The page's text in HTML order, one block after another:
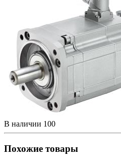
В наличии 100
Похожие товары